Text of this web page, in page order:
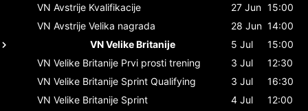
VN Avstrije Kvalifikacije 27 Jun 15:00
VN Avstrije Velika nagrada 28 Jun 14:00
VN Velike Britanije
5 Jul
15:00
VN Velike Britanije Prvi prosti trening 3 Jul
12:30
VN Velike Britanije Sprint Qualifying 3 Jul
16:30
VN Velike Britanije Sprint 4 Jul
12:00